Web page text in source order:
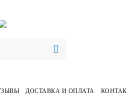
ДОСТАВКА И ОПЛАТА